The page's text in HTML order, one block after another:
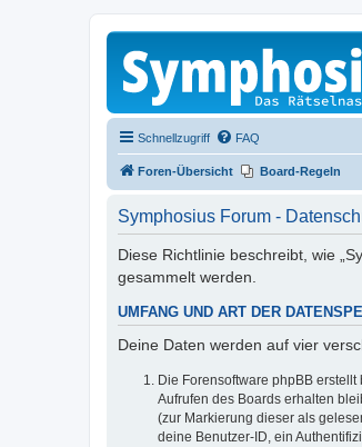
Schnellzugriff FAQ
Foren-Übersicht Board-Regeln
Symphosius Forum -
Diese Richtlinie beschreibt, wie
gesammelt werden.
UMFANG UND ART DER
Deine Daten werden auf vier
Die Forensoftware phpBB
Aufrufen des Boards erhalten
(zur Markierung dieser als
deine Benutzer-ID, ein